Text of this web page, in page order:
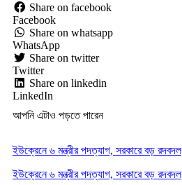
Share on facebook
Facebook
Share on whatsapp
WhatsApp
Share on twitter
Twitter
Share on linkedin
LinkedIn
আপনি এটাও পড়তে পারেন
ইউক্রেনে ৬ মন্ত্রীর পদত্যাগ, সরকারে বড় রদবদল
ইউক্রেনে ৬ মন্ত্রীর পদত্যাগ, সরকারে বড় রদবদল